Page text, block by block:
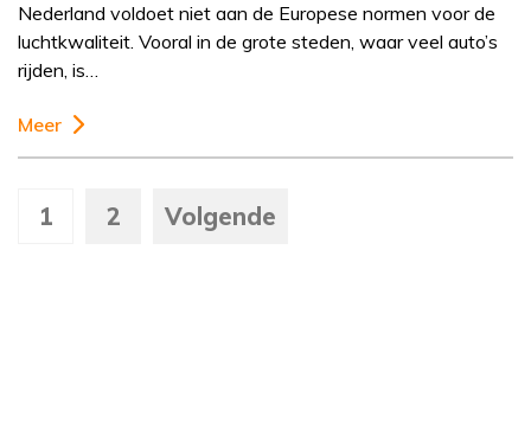
Nederland voldoet niet aan de Europese normen voor de
luchtkwaliteit. Vooral in de grote steden, waar veel auto’s
rijden, is…
Meer
1 2 Volgende